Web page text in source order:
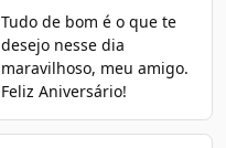
Tudo de bom é o que te
desejo nesse dia
maravilhoso, meu amigo.
Feliz Aniversário!